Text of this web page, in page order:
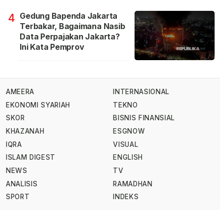
4 Gedung Bapenda Jakarta
Terbakar, Bagaimana Nasib
Data Perpajakan Jakarta?
Ini Kata Pemprov
AMEERA
EKONOMI SYARIAH
SKOR
KHAZANAH
IQRA
ISLAM DIGEST
NEWS
ANALISIS
SPORT
INTERNASIONAL
TEKNO
BISNIS FINANSIAL
ESGNOW
VISUAL
ENGLISH
TV
RAMADHAN
INDEKS